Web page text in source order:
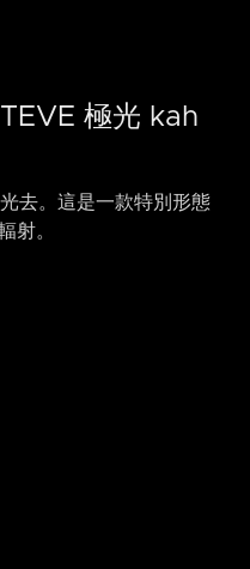
極光 kah
去。這是一款特別形態
射。